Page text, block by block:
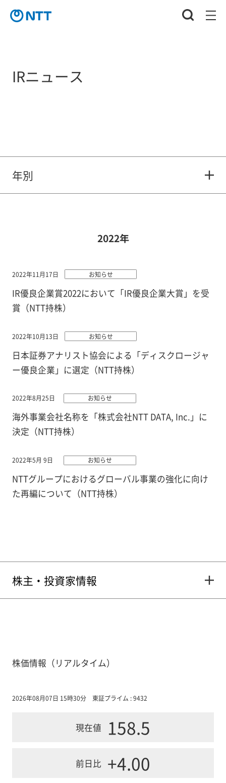
IRニュース
年別
2022年
2022年11月17日 お知らせ
IR優良企業賞2022において「IR優良企業大賞」を受
賞（NTT持株）
2022年10月13日 お知らせ
日本証券アナリスト協会による「ディスクロージャ
ー優良企業」に選定（NTT持株）
2022年8月25日 お知らせ
海外事業会社名称を「株式会社NTT DATA, Inc.」に
決定（NTT持株）
2022年5月 9日 お知らせ
NTTグループにおけるグローバル事業の強化に向け
た再編について（NTT持株）
株主・投資家情報
株価情報（リアルタイム）
2026年08月07日 15時30分 東証プライム : 9432
現在値 158.5
前日比 +4.00